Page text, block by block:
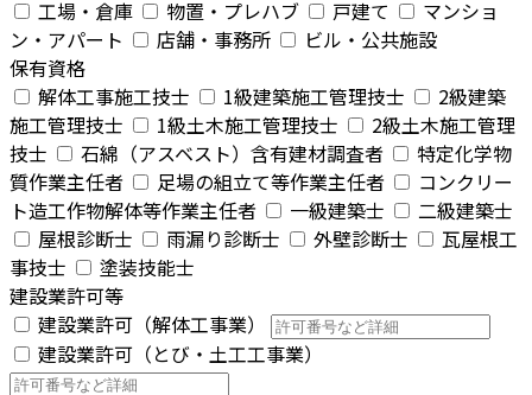
工場・倉庫
物置・プレハブ 戸建て
マンショ
ン・アパート
店舗・事務所
ビル・公共施設
保有資格
解体工事施工技士
1級建築施工管理技士
2級建築
施工管理技士
1級土木施工管理技士
2級土木施工管理
技士
石綿（アスベスト）含有建材調査者
特定化学物
質作業主任者
足場の組立て等作業主任者
コンクリー
ト造工作物解体等作業主任者
一級建築士
二級建築士
屋根診断士
雨漏り診断士 外壁診断士
瓦屋根工
事技士
塗装技能士
建設業許可等
建設業許可（解体工事業）
建設業許可（とび・土工工事業）